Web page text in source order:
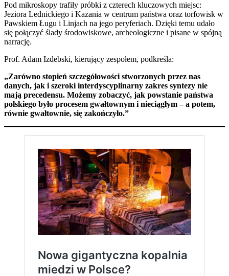
Pod mikroskopy trafiły próbki z czterech kluczowych miejsc:
Jeziora Lednickiego i Kazania w centrum państwa oraz torfowisk w
Pawskiem Ługu i Linjach na jego peryferiach. Dzięki temu udało
się połączyć ślady środowiskowe, archeologiczne i pisane w spójną
narrację.
Prof. Adam Izdebski, kierujący zespołem, podkreśla:
„Zarówno stopień szczegółowości stworzonych przez nas
danych, jak i szeroki interdyscyplinarny zakres syntezy nie
mają precedensu. Możemy zobaczyć, jak powstanie państwa
polskiego było procesem gwałtownym i nieciągłym – a potem,
równie gwałtownie, się zakończyło.”